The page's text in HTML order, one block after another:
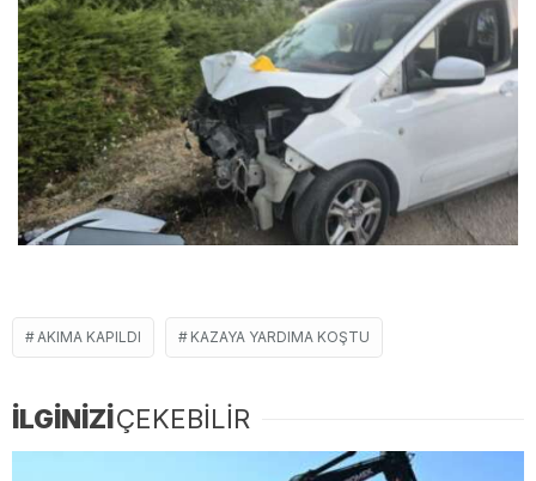
AKIMA KAPILDI KAZAYA YARDIMA KOŞTU
İLGİNİZİÇEKEBİLİR